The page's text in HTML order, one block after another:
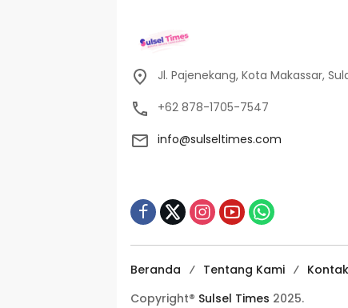
Jl. Pajenekang, Kota Makassar,
+62 878-1705-7547
info@sulseltimes.com
Beranda Tentang Kami Kontak
Copyright® Sulsel Times 2025.